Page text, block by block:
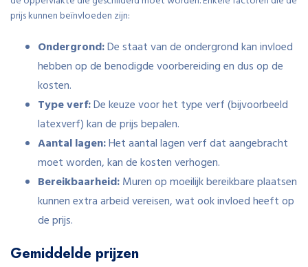
prijs kunnen beïnvloeden zijn:
Ondergrond:De staat van de ondergrond kan invloed
hebben op de benodigde voorbereiding en dus op de
kosten.
Type verf:De keuze voor het type verf (bijvoorbeeld
latexverf) kan de prijs bepalen.
Aantal lagen:Het aantal lagen verf dat aangebracht
moet worden, kan de kosten verhogen.
Bereikbaarheid:Muren op moeilijk bereikbare plaatsen
kunnen extra arbeid vereisen, wat ook invloed heeft op
de prijs.
Gemiddelde prijzen